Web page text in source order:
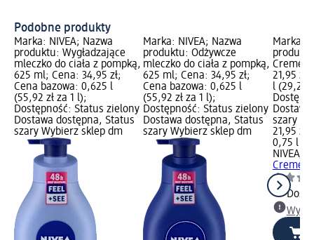
Podobne produkty
Marka: NIVEA; Nazwa
produktu: Wygładzające
mleczko do ciała z pompką,
625 ml; Cena: 34,95 zł;
Cena bazowa: 0,625 l
(55,92 zł za 1 l);
Dostępność: Status zielony
Dostawa dostępna, Status
szary Wybierz sklep dm
Marka: NIVEA; Nazwa
produktu: Odżywcze
mleczko do ciała z pompką,
625 ml; Cena: 34,95 zł;
Cena bazowa: 0,625 l
(55,92 zł za 1 l);
Dostępność: Status zielony
Dostawa dostępna, Status
szary Wybierz sklep dm
Marka:
Creme
21,95
l (29,27
szary
21,95 zł
0,75 l
NIVEA
Creme